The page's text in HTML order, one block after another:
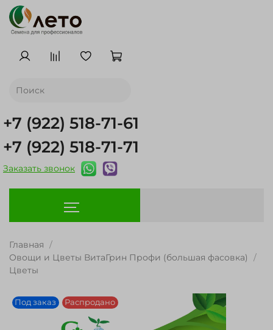
+7 (922) 518-71-61
+7 (922) 518-71-71
Заказать звонок
Главная
Овощи и Цветы ВитаГрин Профи (большая фасовка)
Цветы
Под заказ Распродано